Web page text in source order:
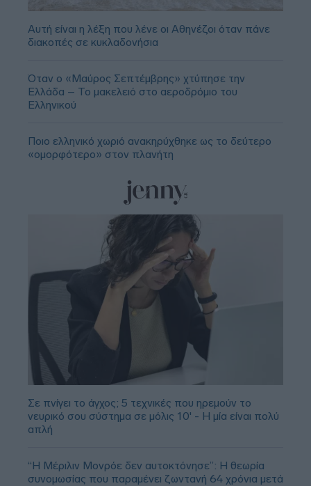
Αυτή είναι η λέξη που λένε οι Αθηνέζοι όταν πάνε
διακοπές σε κυκλαδονήσια
Όταν ο «Μαύρος Σεπτέμβρης» χτύπησε την
Ελλάδα – Το μακελειό στο αεροδρόμιο του
Ελληνικού
Ποιο ελληνικό χωριό ανακηρύχθηκε ως το δεύτερο
«ομορφότερο» στον πλανήτη
Σε πνίγει το άγχος; 5 τεχνικές που ηρεμούν το
νευρικό σου σύστημα σε μόλις 10' - Η μία είναι πολύ
απλή
“Η Μέριλιν Μονρόε δεν αυτοκτόνησε”: Η θεωρία
συνομωσίας που παραμένει ζωντανή 64 χρόνια μετά